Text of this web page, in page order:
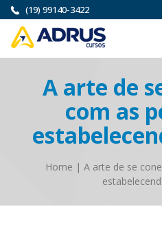
(19) 99140-3422
A arte de
com as
Home | A arte de se